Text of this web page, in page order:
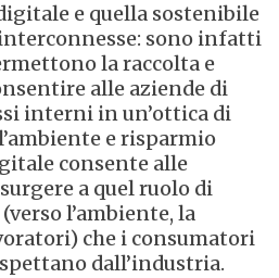
e quella sostenibile
sono infatti
la raccolta e
alle aziende di
interni in un’ottica di
e risparmio
consente alle
a quel ruolo di
l’ambiente, la
che i consumatori
dall’industria.